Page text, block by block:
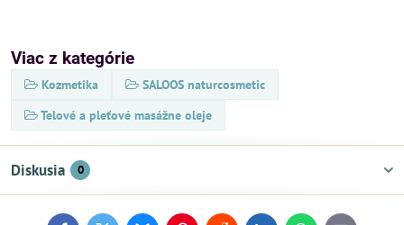
Viac z kategórie
Kozmetika
SALOOS naturcosmetic
Telové a pleťové masážne oleje
Diskusia 0